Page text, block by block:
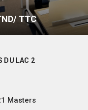
TTC
DU LAC 2
Masters